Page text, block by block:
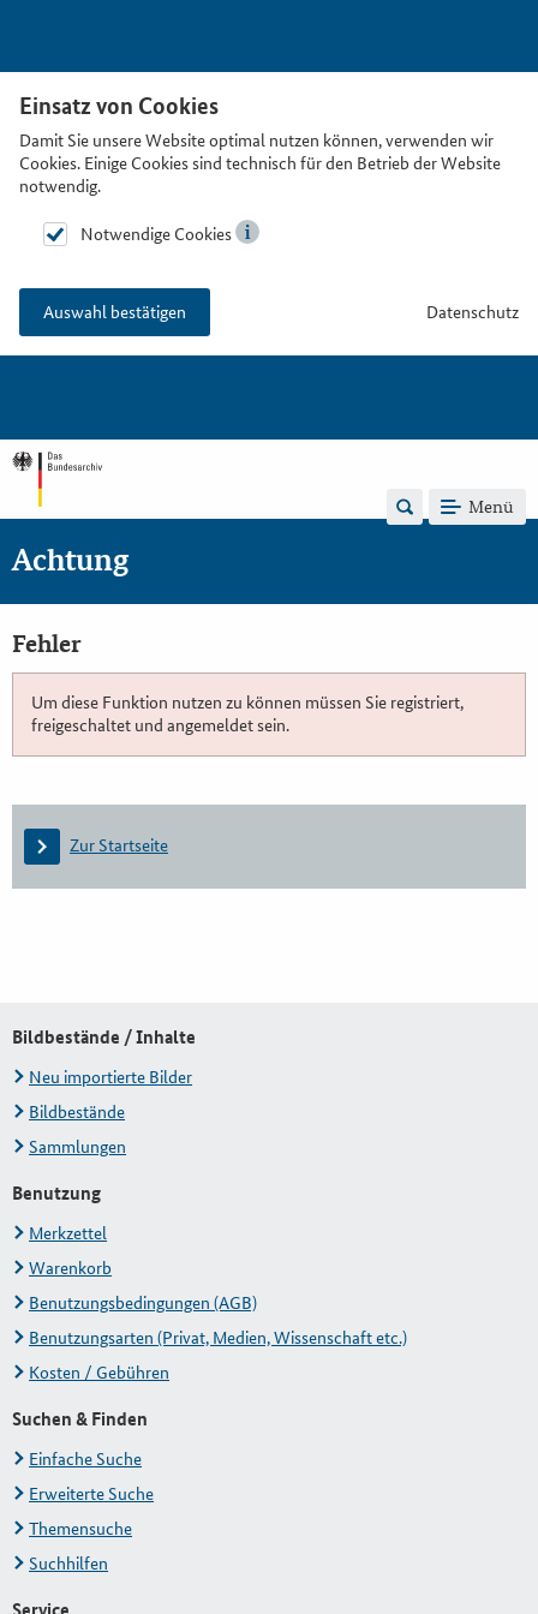
Einsatz von Cookies
Damit Sie unsere Website optimal nutzen können, verwenden wir
Cookies. Einige Cookies sind technisch für den Betrieb der Website
notwendig.
Notwendige Cookies
Auswahl bestätigen Datenschutz
Menü
Achtung
Fehler
Um diese Funktion nutzen zu können müssen Sie registriert,
freigeschaltet und angemeldet sein.
Zur Startseite
Bildbestände / Inhalte
Neu importierte Bilder
Bildbestände
Sammlungen
Benutzung
Merkzettel
Warenkorb
Benutzungsbedingungen (AGB)
Benutzungsarten (Privat, Medien, Wissenschaft etc.)
Kosten / Gebühren
Suchen & Finden
Einfache Suche
Erweiterte Suche
Themensuche
Suchhilfen